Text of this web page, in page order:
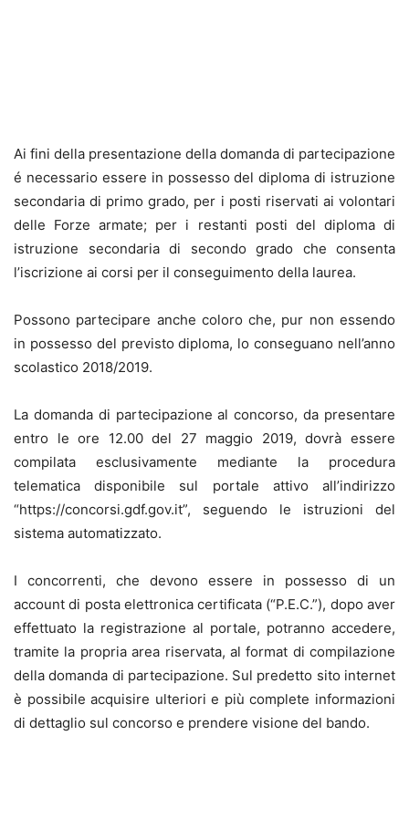
Ai fini della presentazione della domanda di partecipazione
é necessario essere in possesso del diploma di istruzione
secondaria di primo grado, per i posti riservati ai volontari
delle Forze armate; per i restanti posti del diploma di
istruzione secondaria di secondo grado che consenta
l’iscrizione ai corsi per il conseguimento della laurea.
Possono partecipare anche coloro che, pur non essendo
in possesso del previsto diploma, lo conseguano nell’anno
scolastico 2018/2019.
La domanda di partecipazione al concorso, da presentare
entro le ore 12.00 del 27 maggio 2019, dovrà essere
compilata esclusivamente mediante la procedura
telematica disponibile sul portale attivo all’indirizzo
“https://concorsi.gdf.gov.it”, seguendo le istruzioni del
sistema automatizzato.
I concorrenti, che devono essere in possesso di un
account di posta elettronica certificata (“P.E.C.”), dopo aver
effettuato la registrazione al portale, potranno accedere,
tramite la propria area riservata, al format di compilazione
della domanda di partecipazione. Sul predetto sito internet
è possibile acquisire ulteriori e più complete informazioni
di dettaglio sul concorso e prendere visione del bando.